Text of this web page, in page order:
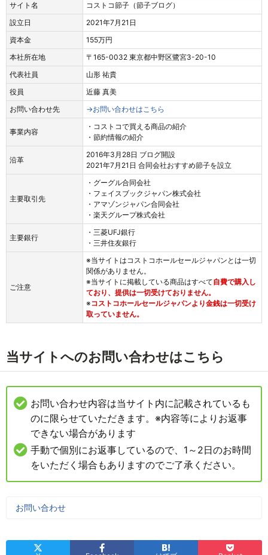
サイト名
コストコ節子（節子ブログ）
設立日
2021年7月21日
資本金
155万円
本社所在地
〒165-0032 東京都中野区鷺宮3-20-10
代表社員
山形 祐貴
役員
近藤 真美
お問い合わせ先
→お問い合わせはこちら
事業内容
・コストコで買える商品の紹介
・節約情報の紹介
沿革
2016年3月28日 ブログ開設
2021年7月21日 合同会社おすすめ節子を設立
主要取引先
・グーグル合同会社
・フェイスブックジャパン株式会社
・アマゾンジャパン合同会社
・楽天グループ株式会社
主要銀行
・三菱UFJ銀行
・三井住友銀行
ご注意
※当サイトはコストコホールセールジャパンとは一切
関係がありません。
※当サイトに掲載している商品はすべて自費で購入し
ており、提供は一切受けておりません。
※コストコホールセールジャパンより金銭は一切受け
取っていません。
当サイトへのお問い合わせはこちら
お問い合わせ内容は当サイト内に記載されているも
のに限らせていただきます。※内容等によりお返事
できない場合があります
手動で個別にお返事しているので、1～2日のお時間
をいただく場合もありますのでご了承ください。
お問い合わせ